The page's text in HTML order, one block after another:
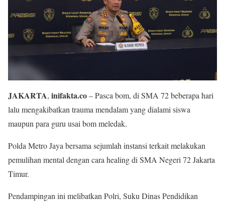
JAKARTA, inifakta.co– Pasca bom, di SMA 72 beberapa hari
lalu mengakibatkan trauma mendalam yang dialami siswa
maupun para guru usai bom meledak.
Polda Metro Jaya bersama sejumlah instansi terkait melakukan
pemulihan mental dengan cara healing di SMA Negeri 72 Jakarta
Timur.
Pendampingan ini melibatkan Polri, Suku Dinas Pendidikan